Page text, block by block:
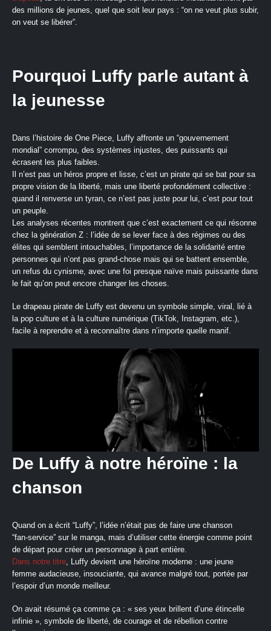
des millions de jeunes, quel que soit leur pays : “on ne veut plus subir,
on veut se libérer”.
Pourquoi Luffy parle autant à
la jeunesse
Dans l’histoire de One Piece, Luffy affronte un “gouvernement
mondial” corrompu, des systèmes injustes, des puissants qui
écrasent les plus faibles.
Il n’est pas un héros propre et lisse, c’est un pirate qui se bat pour sa
propre vision de la liberté, mais une liberté profondément collective :
quand il renverse un tyran, ce n’est pas juste pour lui, c’est pour tout
un peuple.
Les analyses récentes montrent que c’est exactement ce qui résonne
chez la génération Z : l’idée de se lever face à des régimes ou des
élites qui semblent intouchables, l’importance de la solidarité entre
personnes qui n’ont pas grand‑chose mais qui se battent ensemble,
un refus du cynisme, avec une foi presque naïve mais puissante dans
le fait qu’on peut encore changer les choses.
Le drapeau pirate de Luffy est devenu un symbole simple, viral, lié à
la pop culture et à la culture numérique (TikTok, Instagram, etc.),
facile à reprendre et à reconnaître dans n’importe quelle manif.
De Luffy à notre héroïne : la
chanson
Quand on a écrit “Luffy”, l’idée n’était pas de faire une chanson
“fan‑service” sur le manga, mais d’utiliser cette énergie comme point
de départ pour créer un personnage à part entière.
Dans notre titre , Luffy devient une héroïne moderne : une jeune
femme audacieuse, insouciante, qui avance malgré tout, portée par
l’espoir d’un monde meilleur.
On avait résumé ça comme ça : « ses yeux brillent d’une étincelle
infinie », symbole de liberté, de courage et de rébellion contre